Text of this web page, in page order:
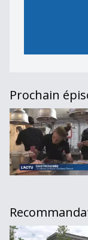
Prochain
L&#039;Actu
Médicaments